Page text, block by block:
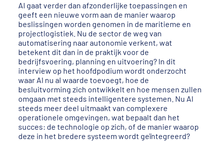
AI gaat verder dan afzonderlijke toepassingen en
geeft een nieuwe vorm aan de manier waarop
beslissingen worden genomen in de maritieme en
projectlogistiek. Nu de sector de weg van
automatisering naar autonomie verkent, wat
betekent dit dan in de praktijk voor de
bedrijfsvoering, planning en uitvoering? In dit
interview op het hoofdpodium wordt onderzocht
waar AI nu al waarde toevoegt, hoe de
besluitvorming zich ontwikkelt en hoe mensen zullen
omgaan met steeds intelligentere systemen. Nu AI
steeds meer deel uitmaakt van complexere
operationele omgevingen, wat bepaalt dan het
succes: de technologie op zich, of de manier waarop
deze in het bredere systeem wordt geïntegreerd?